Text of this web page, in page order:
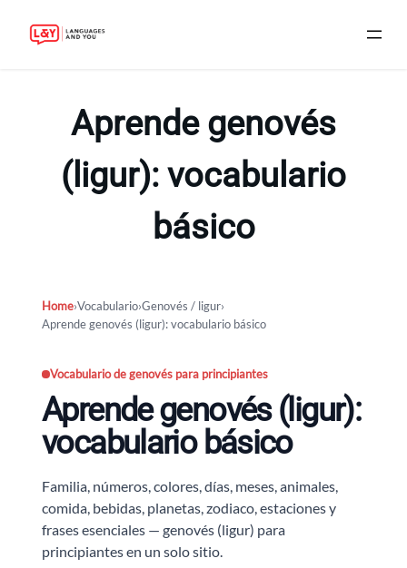
Aprende genovés
(ligur): vocabulario
básico
Home›Vocabulario›Genovés / ligur›
Aprende genovés (ligur): vocabulario básico
Vocabulario de genovés para principiantes
Aprende genovés (ligur):
vocabulario básico
Familia, números, colores, días, meses, animales,
comida, bebidas, planetas, zodiaco, estaciones y
frases esenciales — genovés (ligur) para
principiantes en un solo sitio.